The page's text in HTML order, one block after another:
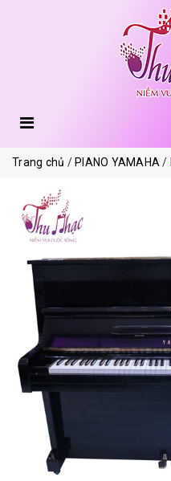
Trang chủ PIANO YAMAHA